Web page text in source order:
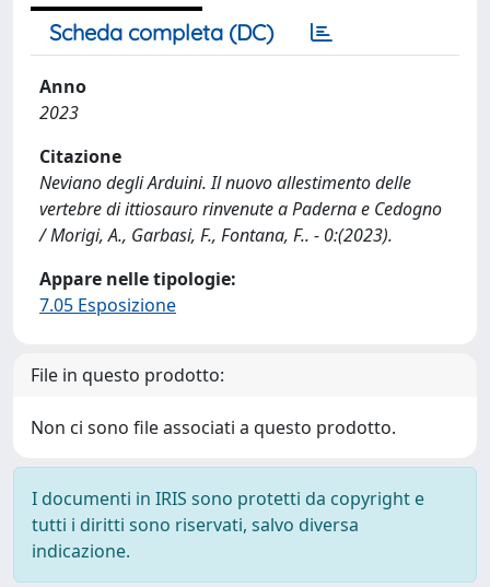
Scheda completa (DC)
Anno
2023
Citazione
Neviano degli Arduini. Il nuovo allestimento delle
vertebre di ittiosauro rinvenute a Paderna e Cedogno
/ Morigi, A., Garbasi, F., Fontana, F.. - 0:(2023).
Appare nelle tipologie:
7.05 Esposizione
File in questo prodotto:
Non ci sono file associati a questo prodotto.
I documenti in IRIS sono protetti da copyright e
tutti i diritti sono riservati, salvo diversa
indicazione.